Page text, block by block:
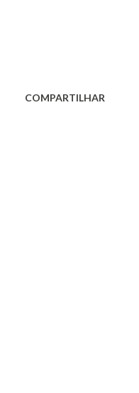
COMPARTILHAR